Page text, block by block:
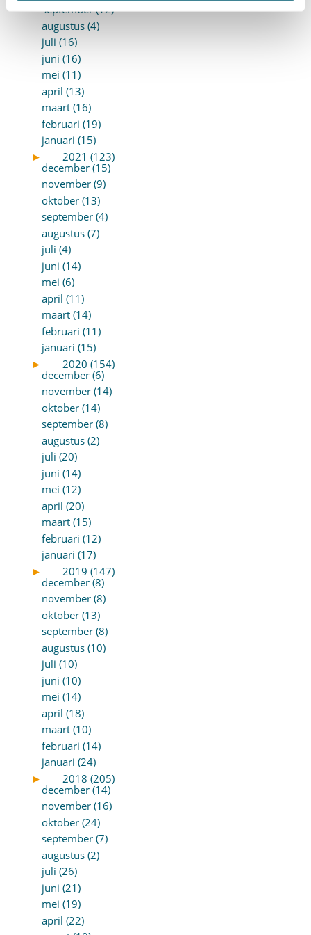
september (12)
augustus (4)
juli (16)
juni (16)
mei (11)
april (13)
maart (16)
februari (19)
januari (15)
►
2021 (123)
december (15)
november (9)
oktober (13)
september (4)
augustus (7)
juli (4)
juni (14)
mei (6)
april (11)
maart (14)
februari (11)
januari (15)
►
2020 (154)
december (6)
november (14)
oktober (14)
september (8)
augustus (2)
juli (20)
juni (14)
mei (12)
april (20)
maart (15)
februari (12)
januari (17)
►
2019 (147)
december (8)
november (8)
oktober (13)
september (8)
augustus (10)
juli (10)
juni (10)
mei (14)
april (18)
maart (10)
februari (14)
januari (24)
►
2018 (205)
december (14)
november (16)
oktober (24)
september (7)
augustus (2)
juli (26)
juni (21)
mei (19)
april (22)